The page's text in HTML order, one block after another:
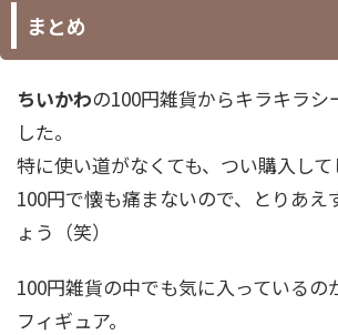
まとめ
ちいかわの100円雑貨からキラキラシ
した。
特に使い道がなくても、つい購入して
100円で懐も痛まないので、とりあえ
ょう（笑）
100円雑貨の中でも気に入っているの
フィギュア。